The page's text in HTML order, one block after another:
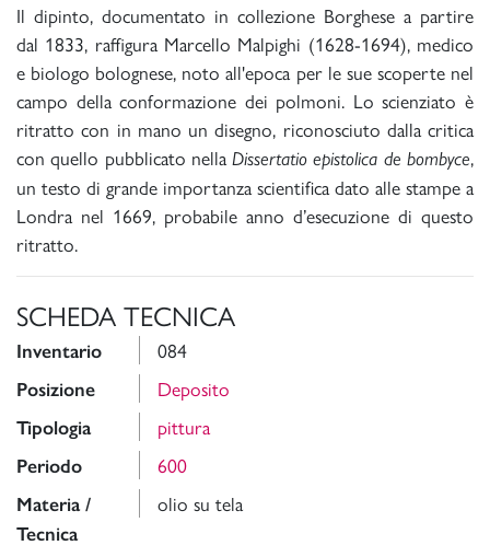
Il dipinto, documentato in collezione Borghese a partire
dal 1833, raffigura Marcello Malpighi (1628-1694), medico
e biologo bolognese, noto all'epoca per le sue scoperte nel
campo della conformazione dei polmoni. Lo scienziato è
ritratto con in mano un disegno, riconosciuto dalla critica
con quello pubblicato nellaDissertatio epistolica de bombyce,
un testo di grande importanza scientifica dato alle stampe a
Londra nel 1669, probabile anno d’esecuzione di questo
ritratto.
SCHEDA TECNICA
Inventario 084
Posizione Deposito
Tipologia pittura
Periodo 600
Materia /
Tecnica
olio su tela